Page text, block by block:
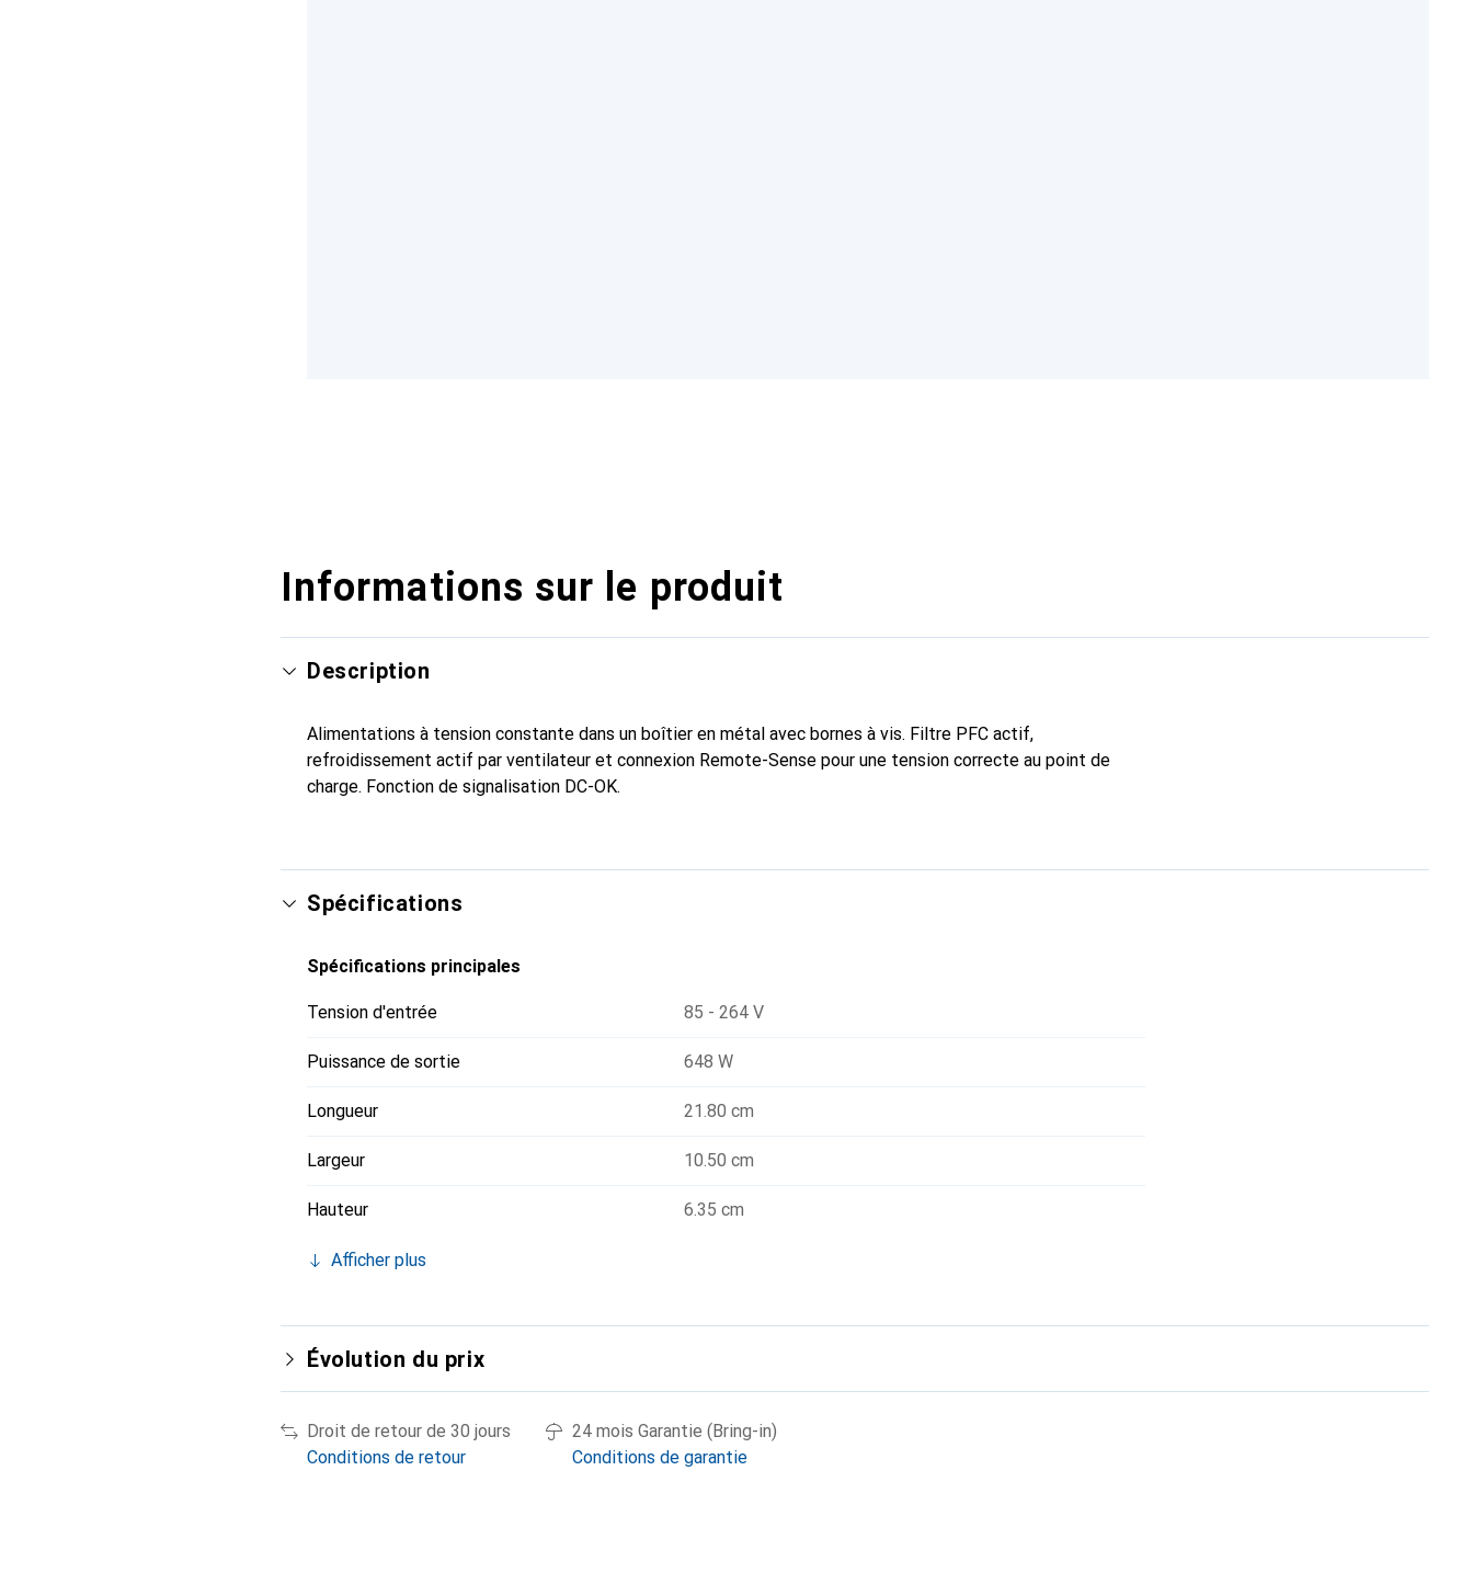
Informations sur le produit
Description
Alimentations à tension constante dans un boîtier en métal avec bornes à vis. Filtre PFC actif,
refroidissement actif par ventilateur et connexion Remote-Sense pour une tension correcte au point de
charge. Fonction de signalisation DC-OK.
Spécifications
Spécifications principales
Tension d'entrée 85 - 264 V
Puissance de sortie 648 W
Longueur 21.80 cm
Largeur 10.50 cm
Hauteur 6.35 cm
Afficher plus
Évolution du prix
Droit de retour de 30 jours
Conditions de retour
24 mois Garantie (Bring-in)
Conditions de garantie